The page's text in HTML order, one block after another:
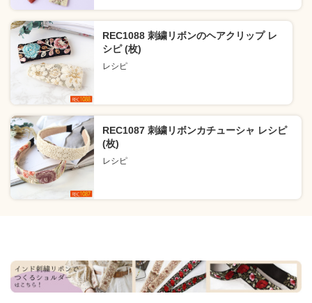
REC1088 刺繍リボンのヘアクリップ レ
シピ (枚)
レシピ
REC1087 刺繍リボンカチューシャ レシピ
(枚)
レシピ